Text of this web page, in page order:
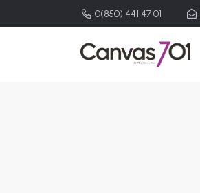
0(850) 441 47 01